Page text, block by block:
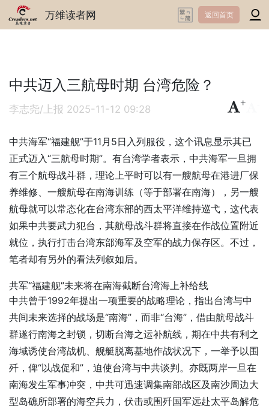
万维读者网 返回首页
中共迈入三航母时期 台湾危险？
李志尧/上报 2025-11-12 09:28
+
中共海军“福建舰”于11月5日入列服役，这个讯息显示其已
正式迈入“三航母时期”。有台湾学者表示，中共海军一旦拥
有三个航母战斗群，理论上平时可以有一艘航母在港进厂保
养维修、一艘航母在南海训练（等于部署在南海），另一艘
航母就可以常态化在台湾东部的西太平洋维持巡弋，这代表
如果中共要武力犯台，其航母战斗群将直接在作战位置附近
就位，执行打击台湾东部海军及空军的战力保存区。不过，
笔者却有另外的看法列叙如后。
共军“福建舰”未来将在南海截断台湾海上补给线
中共曾于1992年提出一项重要的战略理论，指出台湾与中
共间未来选择的战场是“南海”，而非“台海”，借由航母战斗
群遂行南海之封锁，切断台海之运补航线，期在中共有利之
海域诱使台湾战机、舰艇脱离基地作战状况下，一举予以围
歼，俾“以战促和”，迫使台湾与中共谈判。亦既两岸一旦在
南海发生军事冲突，中共可迅速调集南部战区及南沙周边大
型岛礁所部署的海空兵力，伏击或围歼国军远赴太平岛解危